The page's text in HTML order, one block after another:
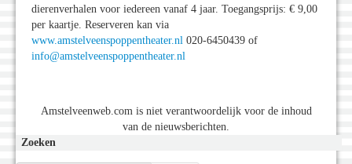
dierenverhalen voor iedereen vanaf 4 jaar. Toegangsprijs: € 9,00
per kaartje. Reserveren kan via
www.amstelveenspoppentheater.nl 020-6450439 of
info@amstelveenspoppentheater.nl
Amstelveenweb.com is niet verantwoordelijk voor de inhoud
van de nieuwsberichten.
Zoeken